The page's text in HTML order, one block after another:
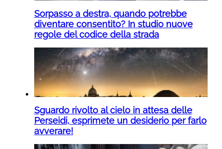
Sorpasso a destra, quando potrebbe
diventare consentito? In studio nuove
regole del codice della strada
Sguardo rivolto al cielo in attesa delle
Perseidi, esprimete un desiderio per farlo
avverare!